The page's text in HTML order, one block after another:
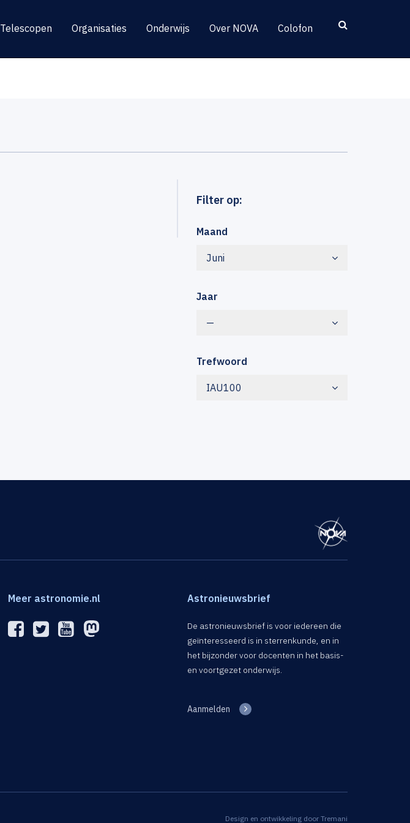
Telescopen Organisaties Onderwijs Over NOVA Colofon
Filter op:
Maand
Juni
Jaar
—
Trefwoord
IAU100
Meer astronomie.nl Astronieuwsbrief
De astronieuwsbrief is voor iedereen die
geïnteresseerd is in sterrenkunde, en in
het bijzonder voor docenten in het basis-
en voortgezet onderwijs.
Aanmelden
Design en ontwikkeling door Tremani